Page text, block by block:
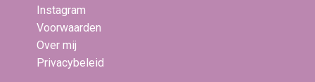
Instagram
Voorwaarden
Over mij
Privacybeleid